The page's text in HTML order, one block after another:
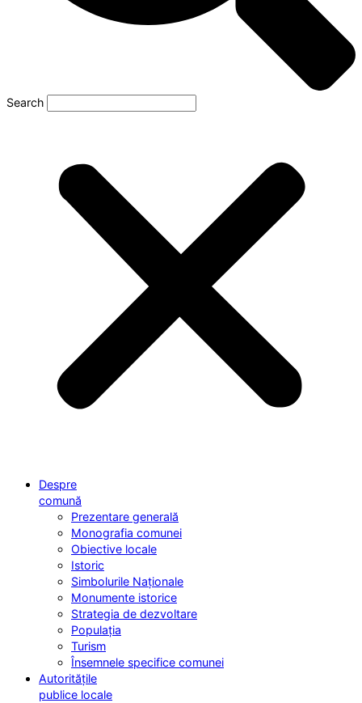
Search
Despre
comună
Prezentare generală
Monografia comunei
Obiective locale
Istoric
Simbolurile Naționale
Monumente istorice
Strategia de dezvoltare
Populația
Turism
Însemnele specifice comunei
Autoritățile
publice locale